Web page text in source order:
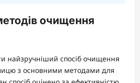
очищення
найзручніший спосіб очищення
з основними методами для